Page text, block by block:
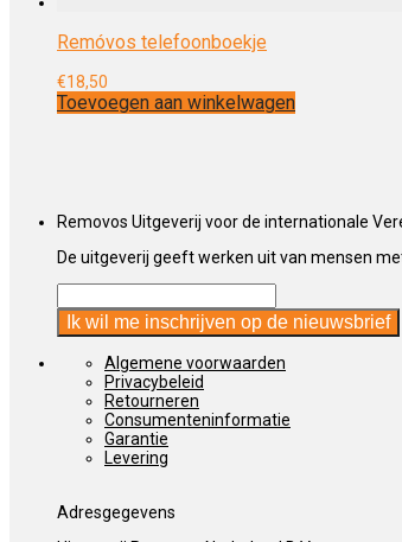
Remóvos telefoonboekje
€18,50
Toevoegen aan winkelwagen
Removos Uitgeverij voor de internationale
De uitgeverij geeft werken uit van mensen
Algemene voorwaarden
Privacybeleid
Retourneren
Consumenteninformatie
Garantie
Levering
Adresgegevens